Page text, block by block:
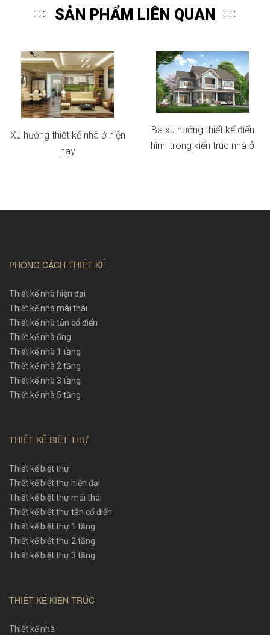
SẢN PHẨM LIÊN QUAN
Xu hướng thiết kế nhà ở hiện
nay
Ba xu hướng thiết kế điển
hình trong kiến trúc nhà ở
PHONG CÁCH THIẾT KẾ
Thiết kế nhà hiện đại
Thiết kế nhà mái thái
Thiết kế nhà tân cổ điển
Thiết kế nhà ống
Thiết kế nhà 1 tầng
Thiết kế nhà 2 tầng
Thiết kế nhà 3 tầng
Thiết kế nhà 5 tầng
THIẾT KẾ BIỆT THỰ
Thiết kế biệt thự
Thiết kế biệt thự hiện đại
Thiết kế biệt thự mái thái
Thiết kế biệt thự tân cổ điển
Thiết kế biệt thự 1 tầng
Thiết kế biệt thự 2 tầng
Thiết kế biệt thự 3 tầng
THIẾT KẾ KIẾN TRÚC
Thiết kế nhà